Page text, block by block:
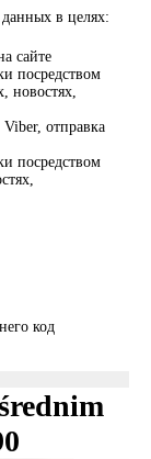
в целях:
сайте
посредством
новостях,
отправка
посредством
код